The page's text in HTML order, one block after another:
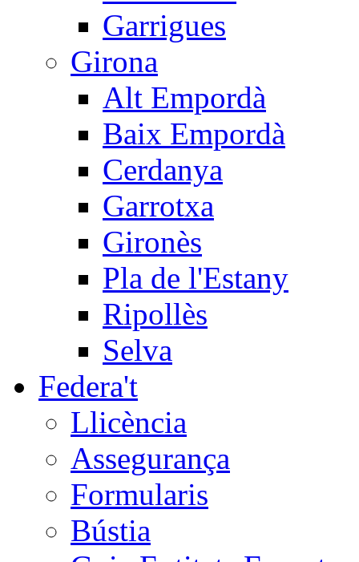
Garrigues
Girona
Alt Empordà
Baix Empordà
Cerdanya
Garrotxa
Gironès
Pla de l'Estany
Ripollès
Selva
Federa't
Llicència
Assegurança
Formularis
Bústia